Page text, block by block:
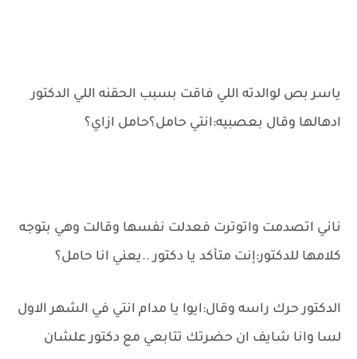
ياسر بص لوالدته اللي فاقت بسبب الحقنه اللي الدكتور
ادهالها وقال بعصبيه:انتي حامل؟حامل ازاي؟
ناني اتصدمت واتوترت فعدلت نفسها وقالت وهي بتوجه
كلامها للدكتور:إنت متأكد يا دكتور ..يعني انا حامل؟
الدكتور حرك راسه وقال:ايوا يا مدام انتي في الشهر الاول
لسا وانا شايف ان حضرتك تتابعي مع دكتور علشان